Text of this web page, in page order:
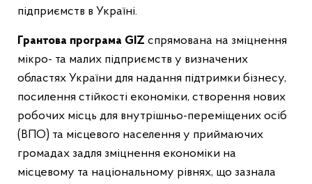
підприємств в Україні.
Грантова програма GIZ спрямована на зміцнення
мікро- та малих підприємств у визначених
областях України для надання підтримки бізнесу,
посилення стійкості економіки, створення нових
робочих місць для внутрішньо-переміщених осіб
(ВПО) та місцевого населення у приймаючих
громадах задля зміцнення економіки на
місцевому та національному рівнях, що зазнала